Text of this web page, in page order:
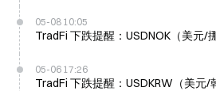
05-08 10:05
TradFi 下跌提醒：USDNOK（美元/
05-06 17:26
TradFi 下跌提醒：USDKRW（美元/